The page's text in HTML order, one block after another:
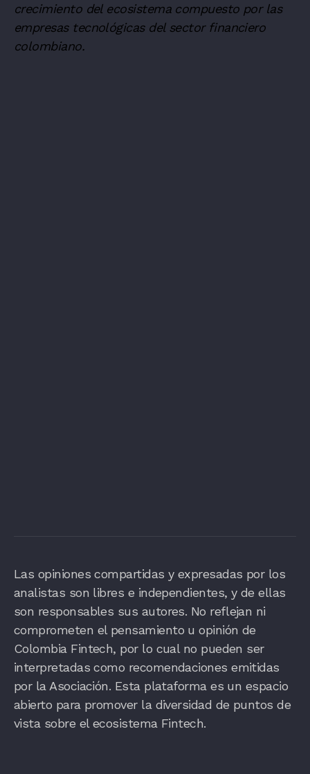
crecimiento del ecosistema compuesto por las
empresas tecnológicas del sector financiero
colombiano.
Las opiniones compartidas y expresadas por los
analistas son libres e independientes, y de ellas
son responsables sus autores. No reflejan ni
comprometen el pensamiento u opinión de
Colombia Fintech, por lo cual no pueden ser
interpretadas como recomendaciones emitidas
por la Asociación. Esta plataforma es un espacio
abierto para promover la diversidad de puntos de
vista sobre el ecosistema Fintech.